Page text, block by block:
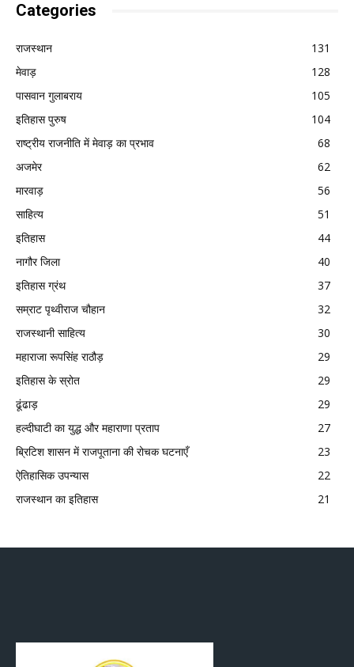
Categories
राजस्थान
131
मेवाड़
128
पासवान गुलाबराय
105
इतिहास पुरुष
104
राष्ट्रीय राजनीति में मेवाड़ का प्रभाव
68
अजमेर
62
मारवाड़
56
साहित्य
51
इतिहास
44
नागौर जिला
40
इतिहास ग्रंथ
37
सम्राट पृथ्वीराज चौहान
32
राजस्थानी साहित्य
30
महाराजा रूपसिंह राठौड़
29
इतिहास के स्रोत
29
ढूंढाड़
29
हल्दीघाटी का युद्ध और महाराणा प्रताप
27
ब्रिटिश शासन में राजपूताना की रोचक घटनाएँ
23
ऐतिहासिक उपन्यास
22
राजस्थान का इतिहास
21